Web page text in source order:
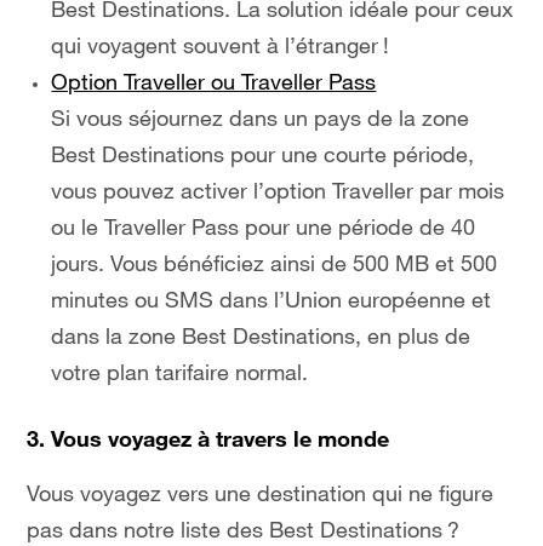
Best Destinations. La solution idéale pour ceux
qui voyagent souvent à l’étranger !
Option Traveller ou Traveller Pass
Si vous séjournez dans un pays de la zone
Best Destinations pour une courte période,
vous pouvez activer l’option Traveller par mois
ou le Traveller Pass pour une période de 40
jours. Vous bénéficiez ainsi de 500 MB et 500
minutes ou SMS dans l’Union européenne et
dans la zone Best Destinations, en plus de
votre plan tarifaire normal.
3. Vous voyagez à travers le monde
Vous voyagez vers une destination qui ne figure
pas dans notre liste des Best Destinations ?